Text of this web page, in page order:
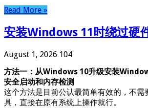
Read More »
安装Windows 11时绕过硬
August 1, 2026 104
方法一：从Windows 10升级安装
安全启动和内存检测
这个方法是目前公认最简单有效的，不需
具，直接在原有系统上操作就行。